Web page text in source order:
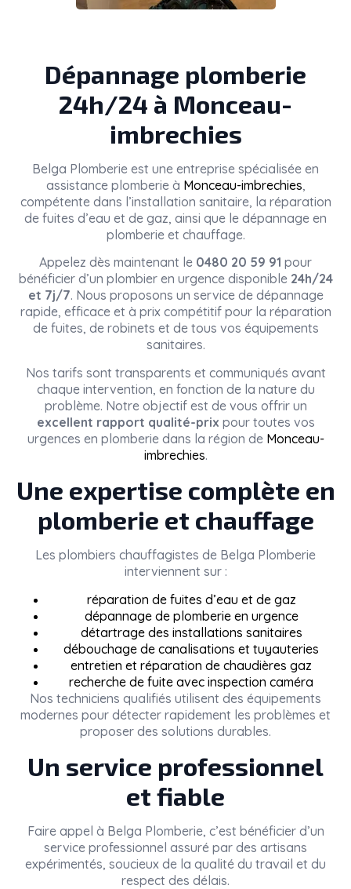
Dépannage plomberie
24h/24 à Monceau-
imbrechies
Belga Plomberie est une entreprise spécialisée en
assistance plomberie à Monceau-imbrechies,
compétente dans l’installation sanitaire, la réparation
de fuites d’eau et de gaz, ainsi que le dépannage en
plomberie et chauffage.
Appelez dès maintenant le 0480 20 59 91 pour
bénéficier d’un plombier en urgence disponible 24h/24
et 7j/7. Nous proposons un service de dépannage
rapide, efficace et à prix compétitif pour la réparation
de fuites, de robinets et de tous vos équipements
sanitaires.
Nos tarifs sont transparents et communiqués avant
chaque intervention, en fonction de la nature du
problème. Notre objectif est de vous offrir un
excellent rapport qualité-prix pour toutes vos
urgences en plomberie dans la région de Monceau-
imbrechies.
Une expertise complète en
plomberie et chauffage
Les plombiers chauffagistes de Belga Plomberie
interviennent sur :
réparation de fuites d’eau et de gaz
dépannage de plomberie en urgence
détartrage des installations sanitaires
débouchage de canalisations et tuyauteries
entretien et réparation de chaudières gaz
recherche de fuite avec inspection caméra
Nos techniciens qualifiés utilisent des équipements
modernes pour détecter rapidement les problèmes et
proposer des solutions durables.
Un service professionnel
et fiable
Faire appel à Belga Plomberie, c’est bénéficier d’un
service professionnel assuré par des artisans
expérimentés, soucieux de la qualité du travail et du
respect des délais.